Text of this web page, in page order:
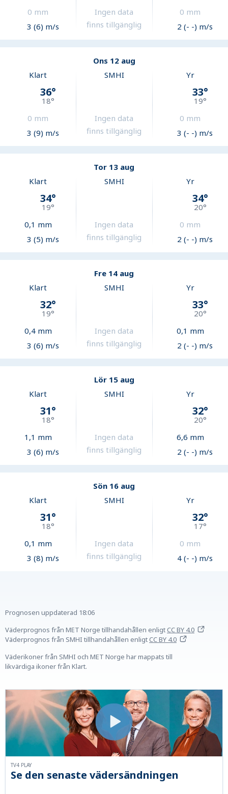
0 mm
3 (6) m/s
Ingen data
finns tillgänglig
0 mm
2 (- -) m/s
Ons 12 aug
Klart
36°
18°
0 mm
3 (9) m/s
SMHI
Ingen data
finns tillgänglig
Yr
33°
19°
0 mm
3 (- -) m/s
Tor 13 aug
Klart
34°
19°
0,1 mm
3 (5) m/s
SMHI
Ingen data
finns tillgänglig
Yr
34°
20°
0 mm
2 (- -) m/s
Fre 14 aug
Klart
32°
19°
0,4mm
3 (6) m/s
SMHI
Ingen data
finns tillgänglig
Yr
33°
20°
0,1 mm
2 (- -) m/s
Lör 15 aug
Klart
31°
18°
1,1 mm
3 (6) m/s
SMHI
Ingen data
finns tillgänglig
Yr
32°
20°
6,6 mm
2 (- -) m/s
Sön 16 aug
Klart
31°
18°
0,1 mm
3 (8) m/s
SMHI
Ingen data
finns tillgänglig
Yr
32°
17°
0 mm
4 (- -) m/s
Prognosen uppdaterad 18:06
Väderprognos från MET Norge tillhandahållen enligtCC BY 4.0
Väderprognos från SMHI tillhandahållen enligtCC BY 4.0
Väderikoner från SMHI och MET Norge har mappats till
likvärdiga ikoner från Klart.
Se den senaste vädersändningen
TV4 PLAY